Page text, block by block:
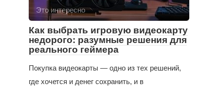
Это интересно
Как выбрать игровую видеокарту
недорого: разумные решения для
реального геймера
Покупка видеокарты — одно из тех решений,
где хочется и денег сохранить, и в